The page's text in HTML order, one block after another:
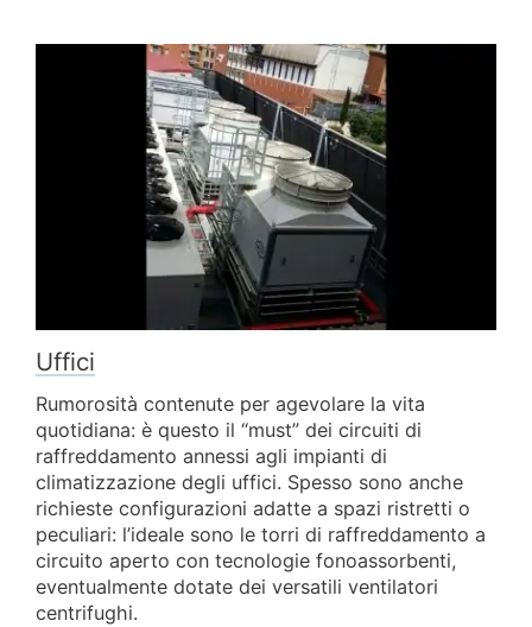
Uffici
Rumorosità contenute per agevolare la vita
quotidiana: è questo il “must” dei circuiti di
raffreddamento annessi agli impianti di
climatizzazione degli uffici. Spesso sono anche
richieste configurazioni adatte a spazi ristretti o
peculiari: l’ideale sono le torri di raffreddamento a
circuito aperto con tecnologie fonoassorbenti,
eventualmente dotate dei versatili ventilatori
centrifughi.